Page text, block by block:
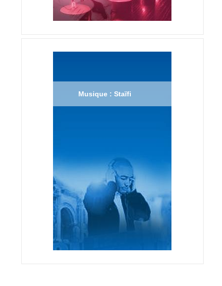
Musique : Staïfi